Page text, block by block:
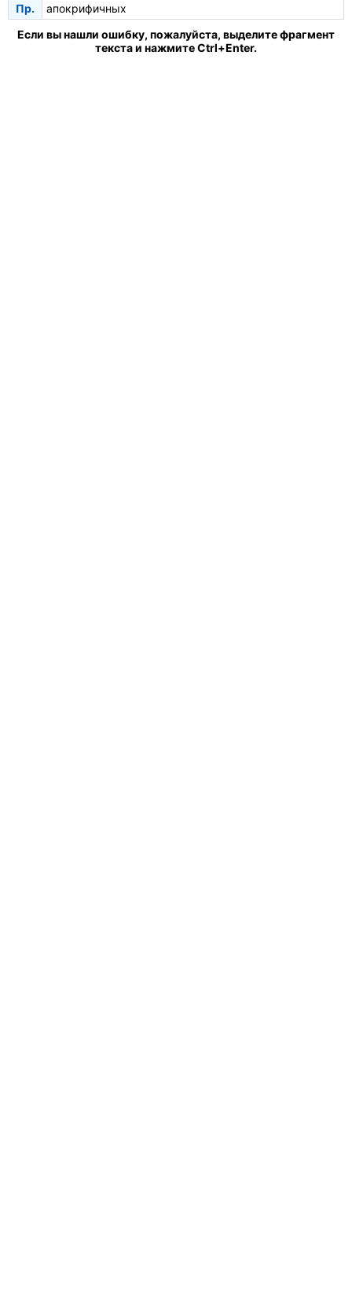
Пр.
апокрифичных
Если вы нашли ошибку, пожалуйста, выделите фрагмент
текста и нажмите Ctrl+Enter.